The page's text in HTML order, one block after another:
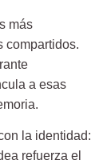
más
compartidos.
a esas
la identidad:
refuerza el